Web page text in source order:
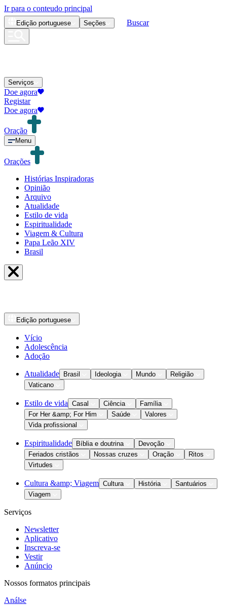
Ir para o conteudo principal
Edição portuguese Seções Buscar
Serviços
Doe agora
Registar
Doe agora
Oração
Menu
Orações
Histórias Inspiradoras
Opinião
Arquivo
Atualidade
Estilo de vida
Espiritualidade
Viagem & Cultura
Papa Leão XIV
Brasil
Edição portuguese
Vício
Adolescência
Adoção
Atualidade Brasil Ideologia Mundo
Religião
Vaticano
Estilo de vida Casal Ciência
Família
For Her &amp; For Him
Saúde
Valores
Vida profissional
Espiritualidade Bíblia e doutrina
Devoção
Feriados cristãos
Nossas cruzes Oração
Ritos
Virtudes
Cultura &amp; Viagem Cultura História
Santuários
Viagem
Serviços
Newsletter
Aplicativo
Inscreva-se
Vestir
Anúncio
Nossos formatos principais
Análse